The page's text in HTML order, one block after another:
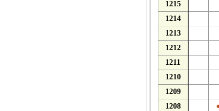
1215
1214
1213
1212
1211
1210
1209
1208